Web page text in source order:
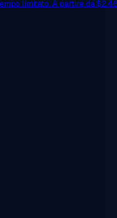
limitato. A partire da